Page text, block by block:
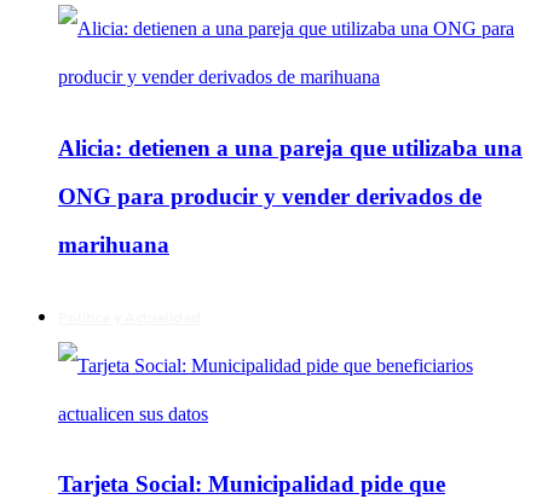
Alicia: detienen a una pareja que utilizaba una
ONG para producir y vender derivados de
marihuana
Tarjeta Social: Municipalidad pide que